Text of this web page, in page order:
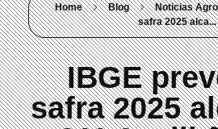
Home Blog Noticias Agro
safra 2025 alca...
IBGE
safra 2025